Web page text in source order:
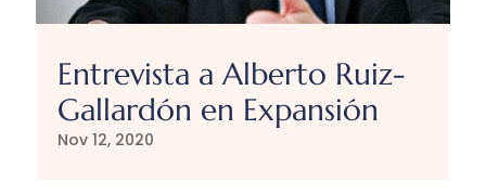
Entrevista a Alberto Ruiz-
Gallardón en Expansión
Nov 12, 2020